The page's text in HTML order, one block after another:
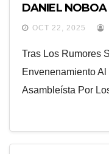
DANIEL NOBOA
OCT 22, 2025
Tras Los Rumores
Envenenamiento
Asambleísta Por